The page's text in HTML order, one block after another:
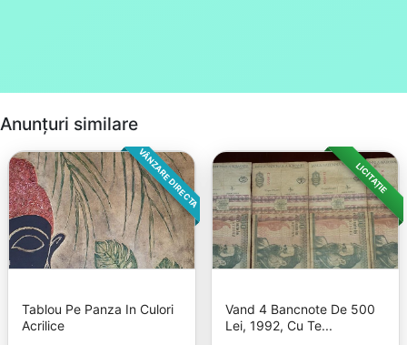
Anunțuri similare
VÂNZARE DIRECTA
Tablou Pe Panza In Culori
Acrilice
LICITAȚIE
Vand 4 Bancnote De 500
Lei, 1992, Cu Te...